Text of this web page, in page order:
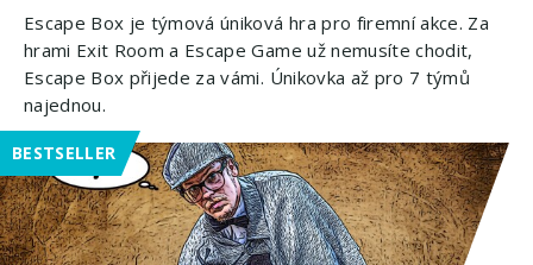
Escape Box je týmová úniková hra pro firemní akce. Za
hrami Exit Room a Escape Game už nemusíte chodit,
Escape Box přijede za vámi. Únikovka až pro 7 týmů
najednou.
BESTSELLER